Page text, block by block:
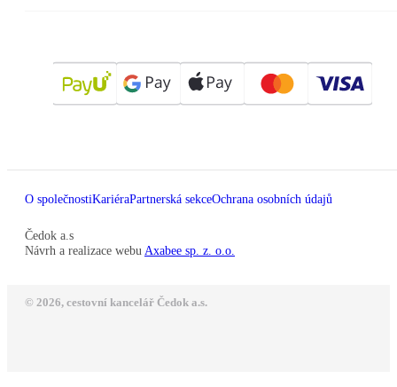
O společnostiKariéraPartnerská sekceOchrana osobních údajů
Čedok a.s
Návrh a realizace webu Axabee sp. z. o.o.
© 2026, cestovní kancelář Čedok a.s.